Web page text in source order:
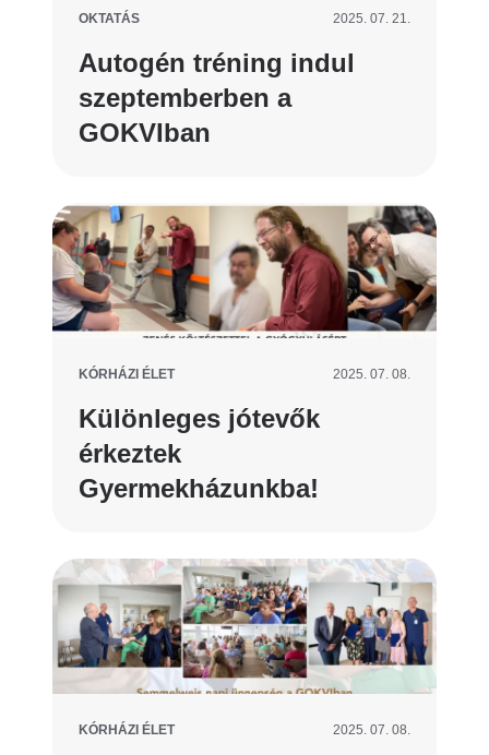
OKTATÁS 2025. 07. 21.
Autogén tréning indul
szeptemberben a
GOKVIban
KÓRHÁZI ÉLET 2025. 07. 08.
Különleges jótevők
érkeztek
Gyermekházunkba!
KÓRHÁZI ÉLET 2025. 07. 08.